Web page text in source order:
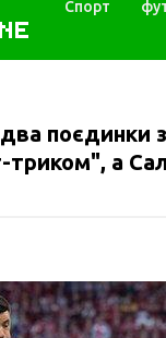
Спорт
поєдинки
а